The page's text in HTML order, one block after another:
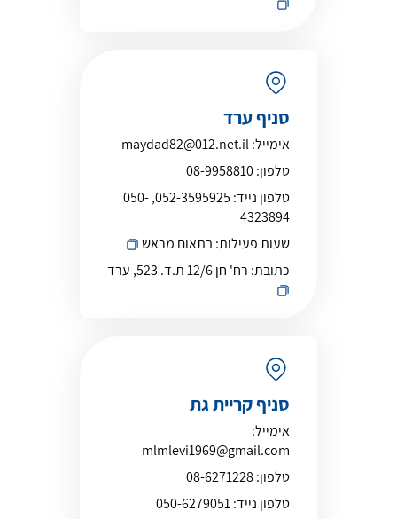
סניף ערד
אימייל:maydad82@012.net.il
טלפון:08-9958810
טלפון נייד:
052-3595925, 050-
4323894
שעות פעילות:בתאום מראש
כתובת: רח' חן 12/6 ת.ד. 523, ערד
סניף קריית גת
אימייל:
mlmlevi1969@gmail.com
טלפון:08-6271228
טלפון נייד:050-6279051